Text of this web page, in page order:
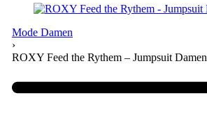
Mode Damen
›
ROXY Feed the Rythem – Jumpsuit Damen
navigation